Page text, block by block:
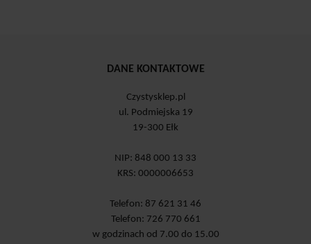
DANE KONTAKTOWE
Czystysklep.pl
ul. Podmiejska 19
19-300 Ełk
NIP: 848 000 13 33
KRS: 0000006653
Telefon: 87 621 31 46
Telefon: 726 770 661
w godzinach od 7.00 do 15.00